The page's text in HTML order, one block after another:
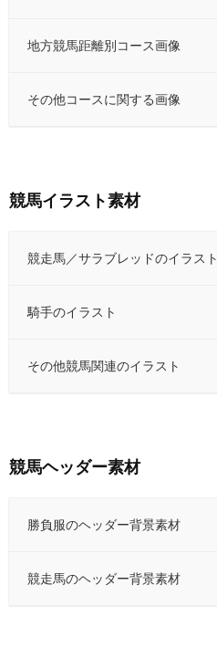
地方競馬距離別コース画像
その他コースに関する画像
競馬イラスト素材
競走馬／サラブレッドのイラスト
騎手のイラスト
その他競馬関連のイラスト
競馬ヘッダー素材
勝負服のヘッダー背景素材
競走馬のヘッダー背景素材